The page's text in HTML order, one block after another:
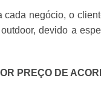
negócio, o
devido a
PREÇO DE